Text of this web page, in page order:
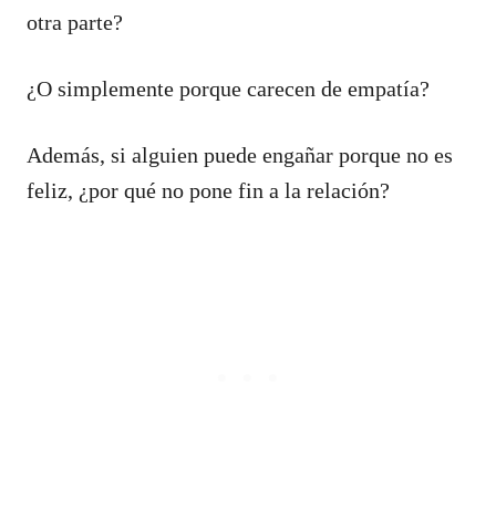
otra parte?
¿O simplemente porque carecen de empatía?
Además, si alguien puede engañar porque no es
feliz, ¿por qué no pone fin a la relación?